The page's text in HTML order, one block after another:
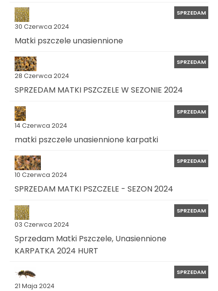
30 Czerwca 2024
SPRZEDAM
Matki pszczele unasiennione
28 Czerwca 2024
SPRZEDAM
SPRZEDAM MATKI PSZCZELE W SEZONIE 2024
14 Czerwca 2024
SPRZEDAM
matki pszczele unasiennione karpatki
10 Czerwca 2024
SPRZEDAM
SPRZEDAM MATKI PSZCZELE - SEZON 2024
03 Czerwca 2024
SPRZEDAM
Sprzedam Matki Pszczele, Unasiennione
KARPATKA 2024 HURT
21 Maja 2024
SPRZEDAM